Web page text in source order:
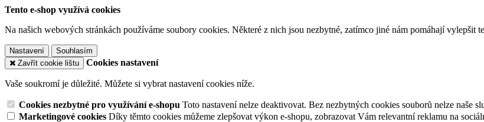
Tento e-shop využívá cookies
Na našich webových stránkách používáme soubory cookies. Některé z nich jsou nezbytné, zatímco jiné nám pomáhají vylepšit
Nastavení
Souhlasím
Zavřít cookie lištu
Cookies nastavení
Vaše soukromí je důležité. Můžete si vybrat nastavení cookies níže.
Cookies nezbytné pro využívání e-shopu Toto nastavení nelze deaktivovat. Bez nezbytných cookies souborů nelze naše
Marketingové cookies Díky těmto cookies můžeme zlepšovat výkon e-shopu, zobrazovat Vám relevantní reklamu na